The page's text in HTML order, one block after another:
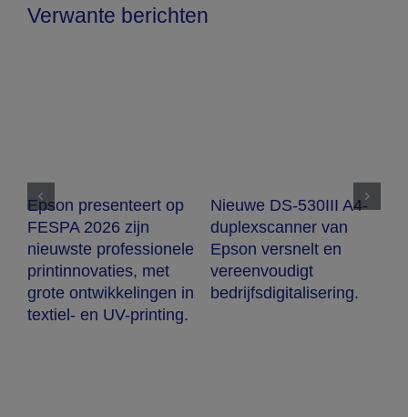
Verwante berichten
in
Nieuwe DS-530III A4-
duplexscanner van
Epson versnelt en
vereenvoudigt
bedrijfsdigitalisering.
Epson presenteert de
SC-V4000: een A1+
flatbedprinter voor UV-
printen.